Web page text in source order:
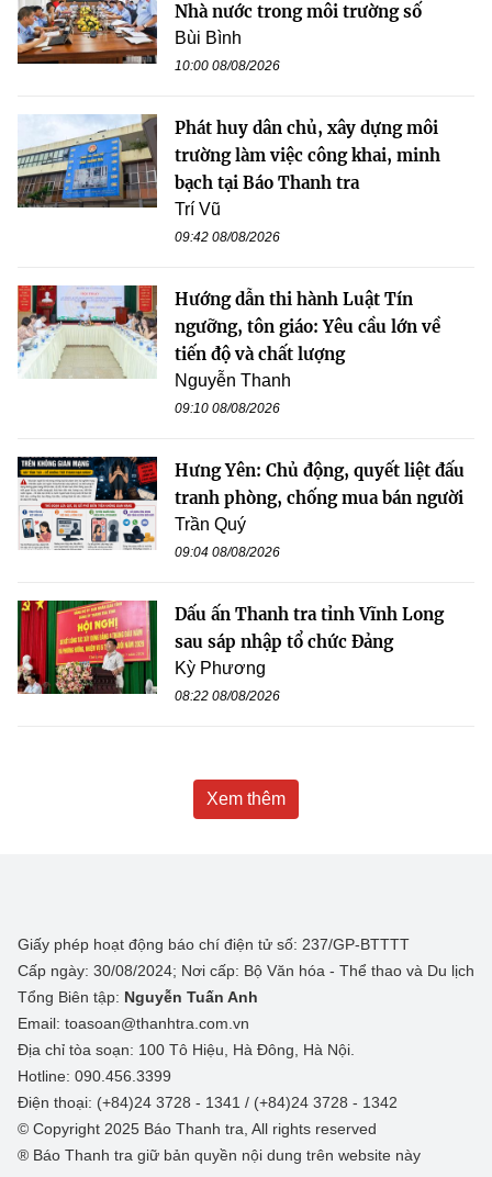
Nhà nước trong môi trường số
Bùi Bình
10:00 08/08/2026
Phát huy dân chủ, xây dựng môi
trường làm việc công khai, minh
bạch tại Báo Thanh tra
Trí Vũ
09:42 08/08/2026
Hướng dẫn thi hành Luật Tín
ngưỡng, tôn giáo: Yêu cầu lớn về
tiến độ và chất lượng
Nguyễn Thanh
09:10 08/08/2026
Hưng Yên: Chủ động, quyết liệt đấu
tranh phòng, chống mua bán người
Trần Quý
09:04 08/08/2026
Dấu ấn Thanh tra tỉnh Vĩnh Long
sau sáp nhập tổ chức Đảng
Kỳ Phương
08:22 08/08/2026
Xem thêm
Giấy phép hoạt động báo chí điện tử số: 237/GP-BTTTT
Cấp ngày: 30/08/2024; Nơi cấp: Bộ Văn hóa - Thể thao và Du lịch
Tổng Biên tập: Nguyễn Tuấn Anh
Email: toasoan@thanhtra.com.vn
Địa chỉ tòa soạn: 100 Tô Hiệu, Hà Đông, Hà Nội.
Hotline: 090.456.3399
Điện thoại: (+84)24 3728 - 1341 / (+84)24 3728 - 1342
© Copyright 2025 Báo Thanh tra, All rights reserved
® Báo Thanh tra giữ bản quyền nội dung trên website này